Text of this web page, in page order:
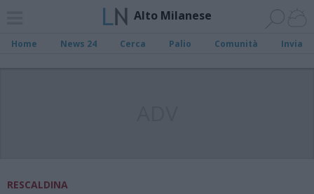
Alto Milanese
Home News 24 Cerca Palio Comunità Invia
RESCALDINA